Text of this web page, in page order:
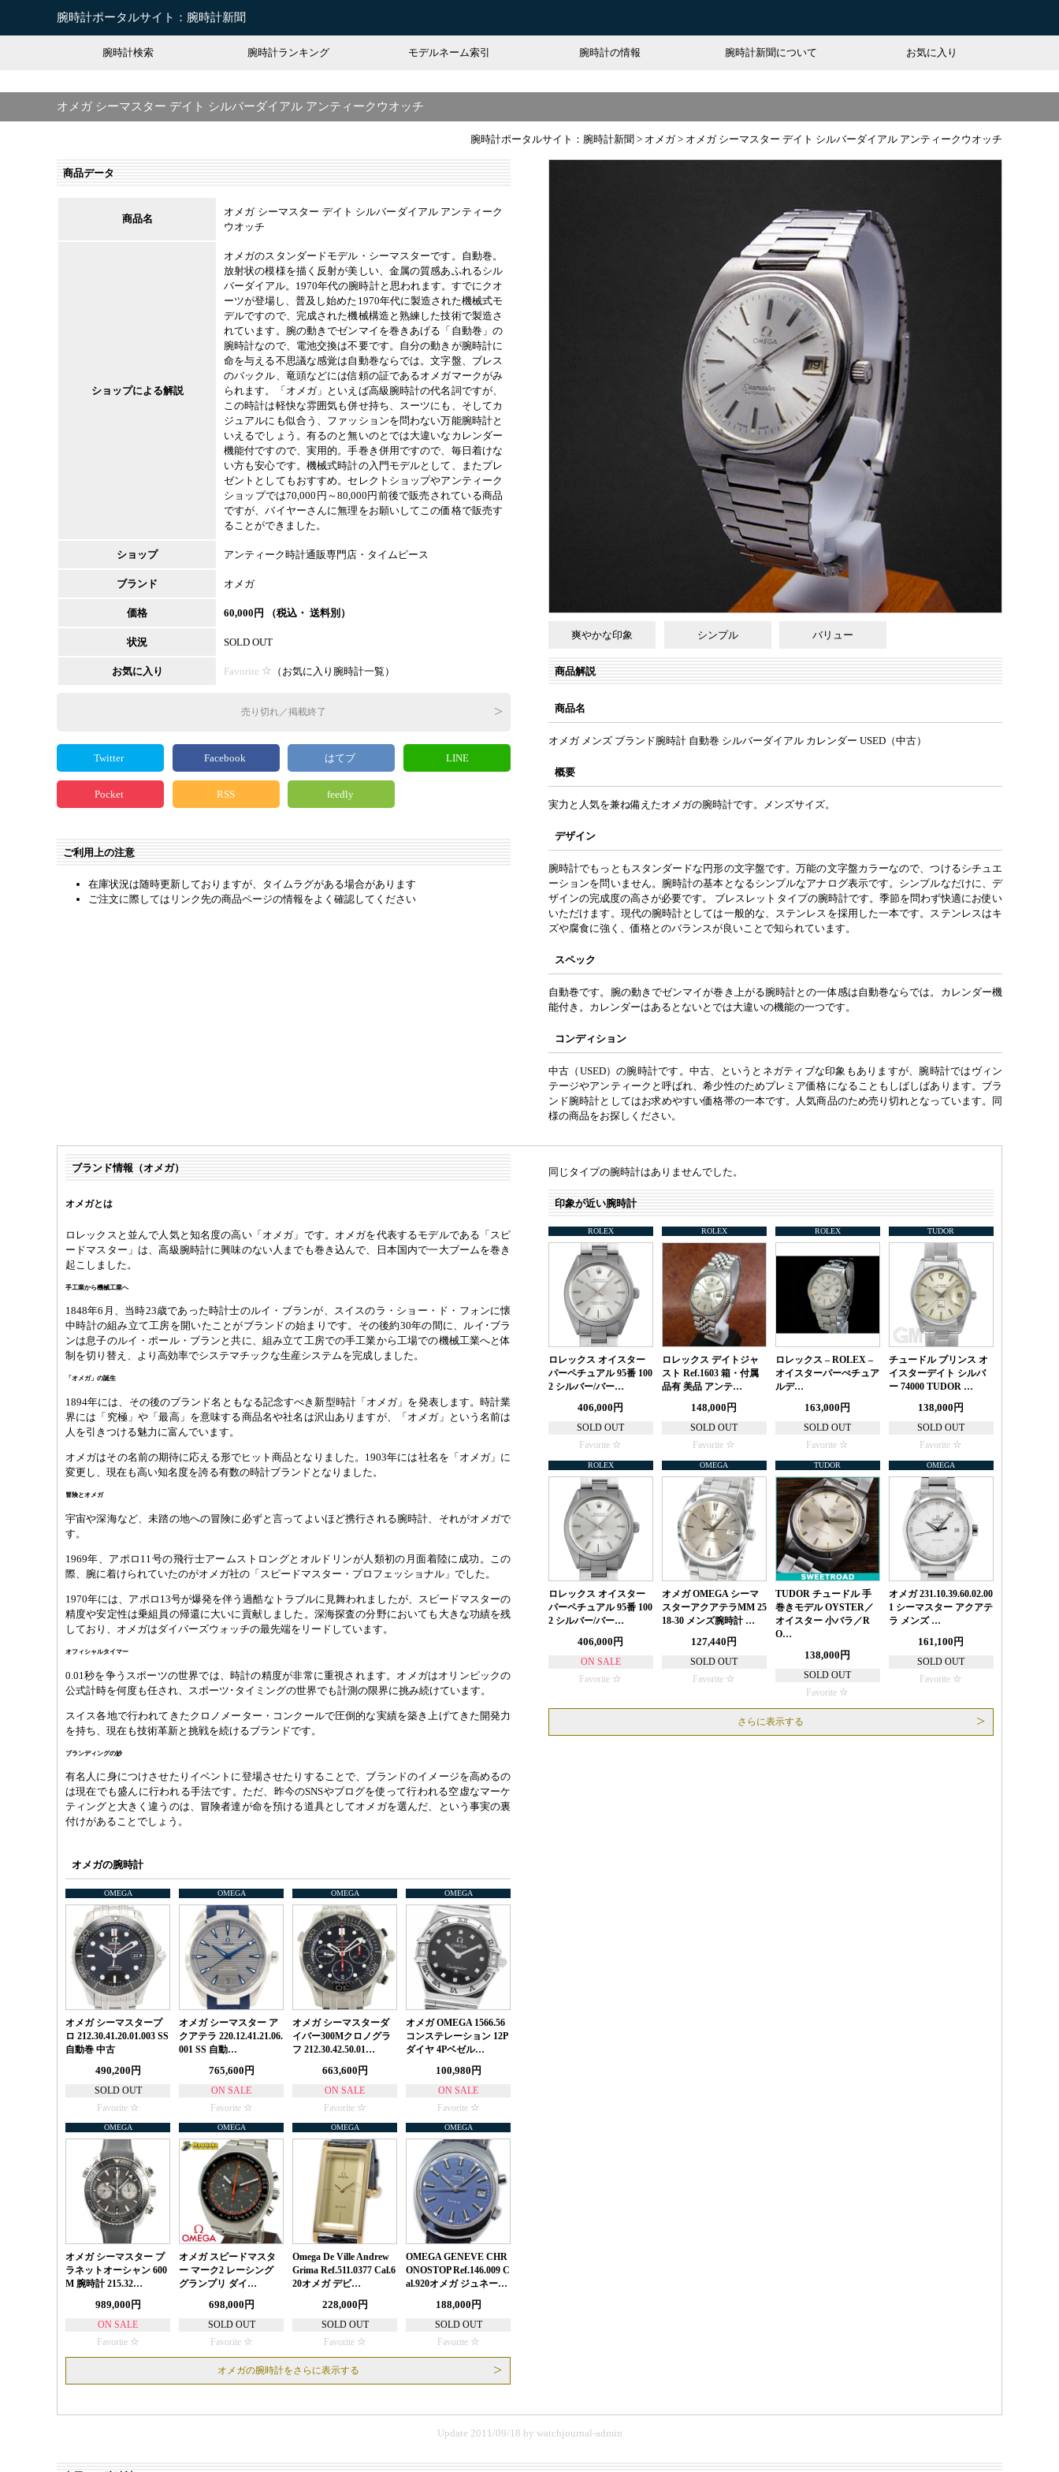
腕時計ポータルサイト：腕時計新聞
腕時計検索 腕時計ランキング モデルネーム索引 腕時計の情報 腕時計新聞について お気に入り
オメガ シーマスター デイト シルバーダイアル アンティークウオッチ
腕時計ポータルサイト：腕時計新聞 > オメガ> オメガ シーマスター デイト シルバーダイアル アンティークウオッチ
爽やかな印象 シンプル バリュー
商品解説
商品名
オメガ メンズ ブランド腕時計 自動巻 シルバーダイアル カレンダー USED（中古）
概要
実力と人気を兼ね備えたオメガの腕時計です。メンズサイズ。
デザイン
腕時計でもっともスタンダードな円形の文字盤です。万能の文字盤カラーなので、つけるシチュエ
ーションを問いません。腕時計の基本となるシンプルなアナログ表示です。シンプルなだけに、デ
ザインの完成度の高さが必要です。 ブレスレットタイプの腕時計です。季節を問わず快適にお使い
いただけます。現代の腕時計としては一般的な、ステンレスを採用した一本です。ステンレスはキ
ズや腐食に強く、価格とのバランスが良いことで知られています。
スペック
自動巻です。腕の動きでゼンマイが巻き上がる腕時計との一体感は自動巻ならでは。カレンダー機
能付き。カレンダーはあるとないとでは大違いの機能の一つです。
コンディション
中古（USED）の腕時計です。中古、というとネガティブな印象もありますが、腕時計ではヴィン
テージやアンティークと呼ばれ、希少性のためプレミア価格になることもしばしばあります。ブラ
ンド腕時計としてはお求めやすい価格帯の一本です。人気商品のため売り切れとなっています。同
様の商品をお探しください。
商品データ
商品名
オメガ シーマスター デイト シルバーダイアル アンティーク
ウオッチ
ショップによる解説
オメガのスタンダードモデル・シーマスターです。自動巻。
放射状の模様を描く反射が美しい、金属の質感あふれるシル
バーダイアル。1970年代の腕時計と思われます。すでにクオ
ーツが登場し、普及し始めた1970年代に製造された機械式モ
デルですので、完成された機械構造と熟練した技術で製造さ
れています。腕の動きでゼンマイを巻きあげる「自動巻」の
腕時計なので、電池交換は不要です。自分の動きが腕時計に
命を与える不思議な感覚は自動巻ならでは。文字盤、ブレス
のバックル、竜頭などには信頼の証であるオメガマークがみ
られます。「オメガ」といえば高級腕時計の代名詞ですが、
この時計は軽快な雰囲気も併せ持ち、スーツにも、そしてカ
ジュアルにも似合う、ファッションを問わない万能腕時計と
いえるでしょう。有るのと無いのとでは大違いなカレンダー
機能付ですので、実用的。手巻き併用ですので、毎日着けな
い方も安心です。機械式時計の入門モデルとして、またプレ
ゼントとしてもおすすめ。セレクトショップやアンティーク
ショップでは70,000円～80,000円前後で販売されている商品
ですが、バイヤーさんに無理をお願いしてこの価格で販売す
ることができました。
ショップ アンティーク時計通販専門店・タイムピース
ブランド オメガ
価格 60,000 円 （税込・ 送料別）
状況 SOLD OUT
お気に入り Favorite （ お気に入り腕時計一覧 ）
売り切れ／掲載終了
Twitter Facebook はてブ LINE
Pocket RSS feedly
ご利用上の注意
在庫状況は随時更新しておりますが、タイムラグがある場合があります
ご注文に際してはリンク先の商品ページの情報をよく確認してください
ブランド情報（オメガ）
オメガとは
ロレックスと並んで人気と知名度の高い「オメガ」です。オメガを代表するモデルである「スピ
ードマスター」は、高級腕時計に興味のない人までも巻き込んで、日本国内で一大ブームを巻き
起こしました。
手工業から機械工業へ
1848年6月、当時23歳であった時計士のルイ・ブランが、スイスのラ・ショー・ド・フォンに懐
中時計の組み立て工房を開いたことがブランドの始まりです。その後約30年の間に、ルイ･ブラ
ンは息子のルイ・ポール・ブランと共に、組み立て工房での手工業から工場での機械工業へと体
制を切り替え、より高効率でシステマチックな生産システムを完成しました。
「オメガ」の誕生
1894年には、その後のブランド名ともなる記念すべき新型時計「オメガ」を発表します。時計業
界には「究極」や「最高」を意味する商品名や社名は沢山ありますが、「オメガ」という名前は
人を引きつける魅力に富んでいます。
オメガはその名前の期待に応える形でヒット商品となりました。1903年には社名を「オメガ」に
変更し、現在も高い知名度を誇る有数の時計ブランドとなりました。
冒険とオメガ
宇宙や深海など、未踏の地への冒険に必ずと言ってよいほど携行される腕時計、それがオメガで
す。
1969年、アポロ11号の飛行士アームストロングとオルドリンが人類初の月面着陸に成功。この
際、腕に着けられていたのがオメガ社の「スピードマスター・プロフェッショナル」でした。
1970年には、アポロ13号が爆発を伴う過酷なトラブルに見舞われましたが、スピードマスターの
精度や安定性は乗組員の帰還に大いに貢献しました。深海探査の分野においても大きな功績を残
しており、オメガはダイバーズウォッチの最先端をリードしています。
オフィシャルタイマー
0.01秒を争うスポーツの世界では、時計の精度が非常に重視されます。オメガはオリンピックの
公式計時を何度も任され、スポーツ･タイミングの世界でも計測の限界に挑み続けています。
スイス各地で行われてきたクロノメーター・コンクールで圧倒的な実績を築き上げてきた開発力
を持ち、現在も技術革新と挑戦を続けるブランドです。
ブランディングの妙
有名人に身につけさせたりイベントに登場させたりすることで、ブランドのイメージを高めるの
は現在でも盛んに行われる手法です。ただ、昨今のSNSやブログを使って行われる空虚なマーケ
ティングと大きく違うのは、冒険者達が命を預ける道具としてオメガを選んだ、という事実の裏
付けがあることでしょう。
オメガの腕時計
OMEGA
オメガ シーマスタープ
ロ 212.30.41.20.01.003 SS
自動巻 中古
490,200円
SOLD OUT
Favorite
OMEGA
オメガ シーマスター ア
クアテラ 220.12.41.21.06.
001 SS 自動…
765,600円
ON SALE
Favorite
OMEGA
オメガ シーマスターダ
イバー300Mクロノグラ
フ 212.30.42.50.01…
663,600円
ON SALE
Favorite
OMEGA
オメガ OMEGA 1566.56
コンステレーション 12P
ダイヤ 4Pベゼル…
100,980円
ON SALE
Favorite
OMEGA
オメガ シーマスター プ
ラネットオーシャン 600
M 腕時計 215.32…
989,000円
ON SALE
Favorite
OMEGA
オメガ スピードマスタ
ー マーク2 レーシング
グランプリ ダイ…
698,000円
SOLD OUT
Favorite
OMEGA
Omega De Ville Andrew
Grima Ref.511.0377 Cal.6
20オメガ デビ…
228,000円
SOLD OUT
Favorite
OMEGA
OMEGA GENEVE CHR
ONOSTOP Ref.146.009 C
al.920オメガ ジュネー…
188,000円
SOLD OUT
Favorite
オメガの腕時計をさらに表示する
同じタイプの腕時計はありませんでした。
印象が近い腕時計
ROLEX
ロレックス オイスター
パーペチュアル 95番 100
2 シルバー/バー…
406,000円
SOLD OUT
Favorite
ROLEX
ロレックス デイトジャ
スト Ref.1603 箱・付属
品有 美品 アンテ…
148,000円
SOLD OUT
Favorite
ROLEX
ロレックス – ROLEX –
オイスターパーぺチュア
ルデ…
163,000円
SOLD OUT
Favorite
TUDOR
チュードル プリンス オ
イスターデイト シルバ
ー 74000 TUDOR …
138,000円
SOLD OUT
Favorite
ROLEX
ロレックス オイスター
パーペチュアル 95番 100
2 シルバー/バー…
406,000円
ON SALE
Favorite
OMEGA
オメガ OMEGA シーマ
スターアクアテラMM 25
18-30 メンズ腕時計 …
127,440円
SOLD OUT
Favorite
TUDOR
TUDOR チュードル 手
巻きモデル OYSTER／
オイスター 小バラ／R
O…
138,000円
SOLD OUT
Favorite
OMEGA
オメガ 231.10.39.60.02.00
1 シーマスター アクアテ
ラ メンズ …
161,100円
SOLD OUT
Favorite
さらに表示する
Update 2011/09/18 by watchjournal-admin